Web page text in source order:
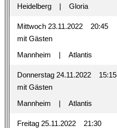
Heidelberg
Gloria
Mittwoch 23.11.2022
20:45
mit Gästen
Mannheim
Atlantis
Donnerstag 24.11.2022
15:15
mit Gästen
Mannheim
Atlantis
Freitag 25.11.2022
21:30